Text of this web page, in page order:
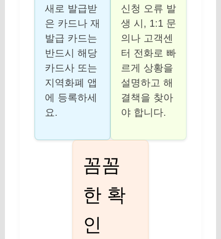
새로 발급받
은 카드나 재
발급 카드는
반드시 해당
카드사 또는
지역화폐 앱
에 등록하세
요.
신청 오류 발
생 시, 1:1 문
의나 고객센
터 전화로 빠
르게 상황을
설명하고 해
결책을 찾아
야 합니다.
꼼꼼
한 확
인